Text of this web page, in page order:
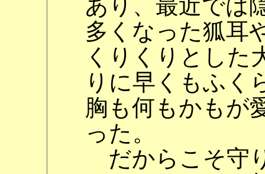
あり、最近では
多くなった狐耳
くりくりとした
りに早くもふく
胸も何もかもが
った。
だからこそ守